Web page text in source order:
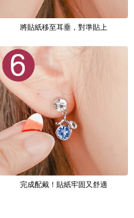
將貼紙移至耳垂，對準貼上
完成配戴！貼紙牢固又舒適